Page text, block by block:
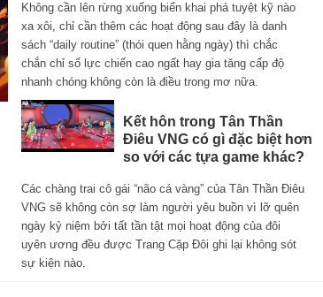
Không cần lên rừng xuống biển khai phá tuyệt kỹ nào
xa xôi, chỉ cần thêm các hoạt động sau đây là danh
sách “daily routine” (thói quen hằng ngày) thì chắc
chắn chỉ số lực chiến cao ngất hay gia tăng cấp độ
nhanh chóng không còn là điều trong mơ nữa.
Kết hôn trong Tân Thần
Điêu VNG có gì đặc biệt hơn
so với các tựa game khác?
Các chàng trai cô gái “não cá vàng” của Tân Thần Điêu
VNG sẽ không còn sợ làm người yêu buồn vì lỡ quên
ngày kỷ niệm bởi tất tần tật mọi hoạt động của đôi
uyên ương đều được Trang Cặp Đôi ghi lại không sót
sự kiện nào.